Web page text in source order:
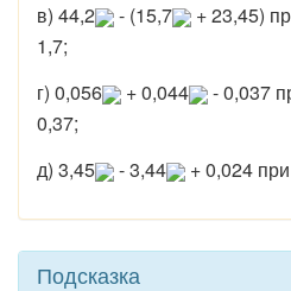
в) 44,2
- (15,7 + 23,45)
1,7;
г) 0,056
+ 0,044 - 0,037
0,37;
д) 3,45
- 3,44 + 0,024 при
Подсказка